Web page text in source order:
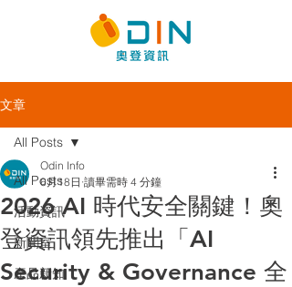
文章
All Posts
活動資訊
新聞室
產品新知
All Posts
2026 AI 時代安全關鍵！奧
登資訊領先推出「AI
Security & Governance 全
Odin Info
6月18日 讀畢需時 4 分鐘